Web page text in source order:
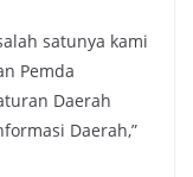
satunya kami
Pemda
Daerah
Daerah,”